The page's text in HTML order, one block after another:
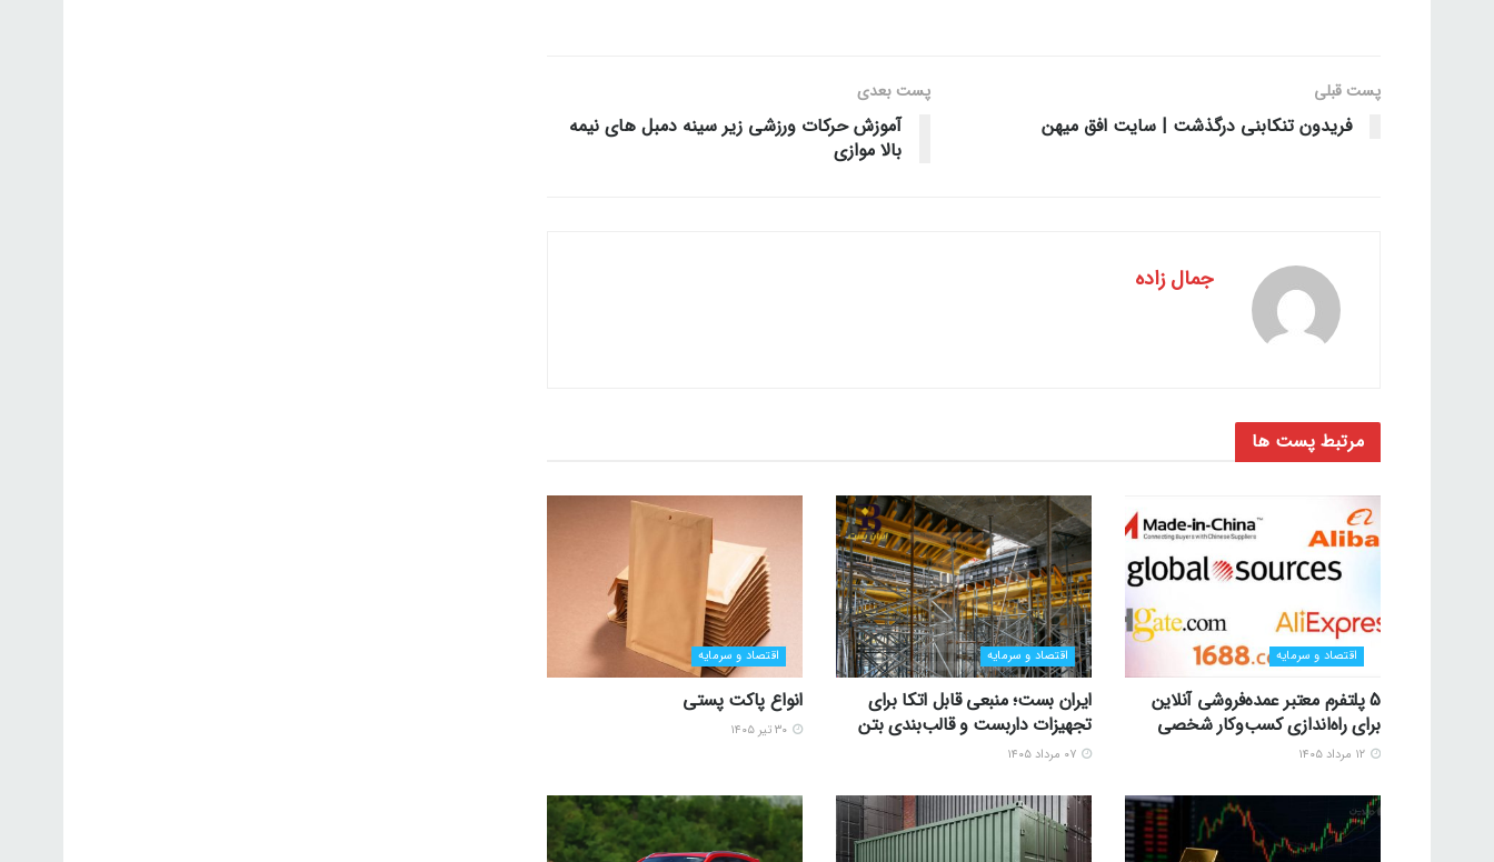
پست قبلی
فریدون تنکابنی درگذشت | سایت افق میهن
پست‌ بعدی
آموزش حرکات ورزشی زیر سینه دمبل های نیمه
بالا موازی
جمال زاده
مرتبط پست ها
اقتصاد و سرمایه
5 پلتفرم معتبر عمده‌فروشی آنلاین
برای راه‌اندازی کسب‌وکار شخصی
اقتصاد و سرمایه
ایران بست؛ منبعی قابل اتکا برای
تجهیزات داربست و قالب‌بندی بتن
اقتصاد و سرمایه
انواع پاکت پستی